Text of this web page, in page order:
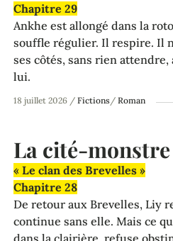
18 juillet 2026 / Fictions/ Roman
Chapitre 29
Ankhe est allongé dans la
souffle régulier. Il respire. Il
ses côtés, sans rien
lui.
La cité-monstre
« Le clan des Brevelles »
Chapitre 28
De retour aux Brevelles, Liy
continue sans elle. Mais ce